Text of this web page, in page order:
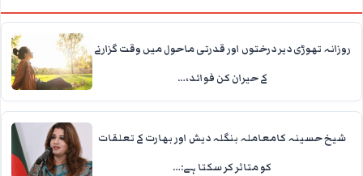
روزانہ تھوڑی دیر درختوں اور قدرتی ماحول میں وقت گزارنے
کے حیران کن فوائد،…
شیخ حسینہ کامعاملہ بنگلہ دیش اور بھارت کے تعلقات
کو متاثر کر سکتا ہے:…